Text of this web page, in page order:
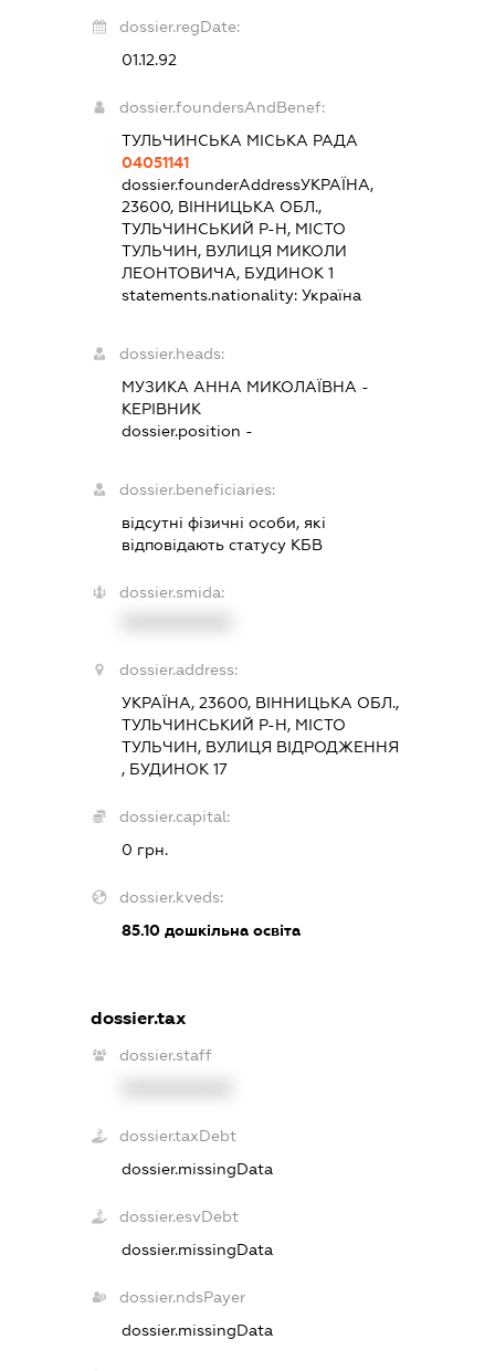
dossier.regDate:
01.12.92
dossier.foundersAndBenef:
ТУЛЬЧИНСЬКА МІСЬКА РАДА
04051141
dossier.founderAddressУКРАЇНА,
23600, ВІННИЦЬКА ОБЛ.,
ТУЛЬЧИНСЬКИЙ Р-Н, МІСТО
ТУЛЬЧИН, ВУЛИЦЯ МИКОЛИ
ЛЕОНТОВИЧА, БУДИНОК 1
statements.nationality:Україна
dossier.heads:
МУЗИКА АННА МИКОЛАЇВНА -
КЕРІВНИК
dossier.position -
dossier.beneficiaries:
відсутні фізичні особи, які
відповідають статусу КБВ
dossier.smida:
dossier.address:
УКРАЇНА, 23600, ВІННИЦЬКА ОБЛ.,
ТУЛЬЧИНСЬКИЙ Р-Н, МІСТО
ТУЛЬЧИН, ВУЛИЦЯ ВІДРОДЖЕННЯ
, БУДИНОК 17
dossier.capital:
0 грн.
dossier.kveds:
85.10 дошкільна освіта
dossier.tax
dossier.staff
dossier.taxDebt
dossier.missingData
dossier.esvDebt
dossier.missingData
dossier.ndsPayer
dossier.missingData